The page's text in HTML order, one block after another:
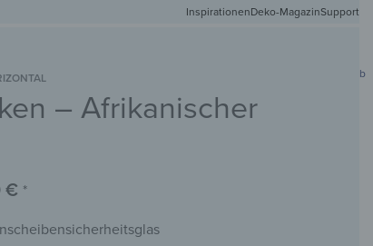
InspirationenDeko-MagazinSupport
Warenkorb
SCHLÜSSELBRETTERKREIDETAFELNWANDSPIEGEL
– Afrikanischer
€ *